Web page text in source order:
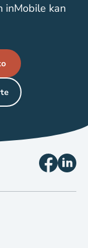
inMobile kan